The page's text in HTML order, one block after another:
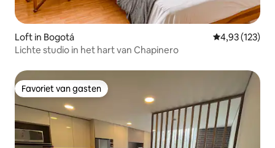
Loft in Bogotá Gemiddelde
4,93 (123)
Lichte studio in het hart van Chapinero
Favoriet van gasten
Favoriet van gasten